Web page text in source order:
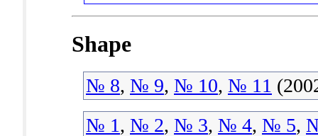
Shape
№ 8, № 9, № 10, № 11
№ 1, № 2, № 3, № 4, № 5,